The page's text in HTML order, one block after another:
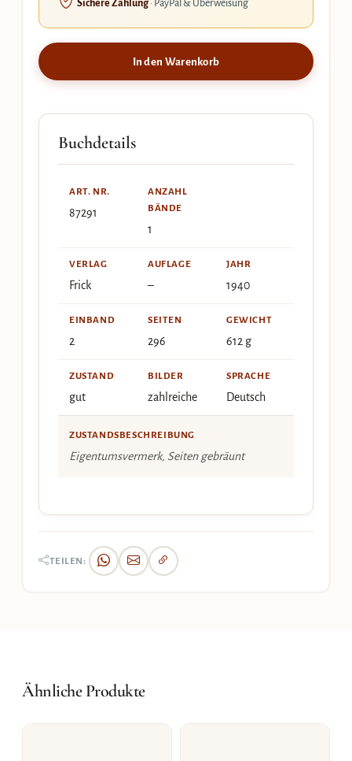
Sichere Zahlung· PayPal & Überweisung
In den Warenkorb
Buchdetails
ART. NR.
87291
ANZAHL
BÄNDE
1
VERLAG
Frick
AUFLAGE
–
JAHR
1940
EINBAND
2
SEITEN
296
GEWICHT
612 g
ZUSTAND
gut
BILDER
zahlreiche
SPRACHE
Deutsch
ZUSTANDSBESCHREIBUNG
Eigentumsvermerk, Seiten gebräunt
TEILEN:
Ähnliche Produkte